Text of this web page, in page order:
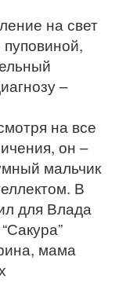
на свет
–
на все
он –
мальчик
В
для Влада
мама